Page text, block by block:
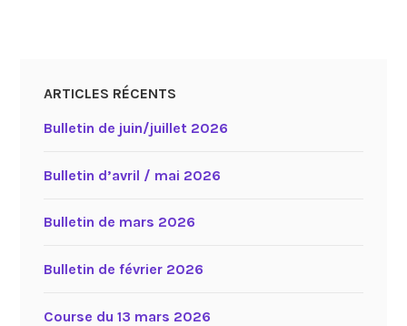
ARTICLES RÉCENTS
Bulletin de juin/juillet 2026
Bulletin d’avril / mai 2026
Bulletin de mars 2026
Bulletin de février 2026
Course du 13 mars 2026